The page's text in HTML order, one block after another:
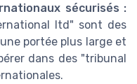
sécurisés :
ltd" sont des
portée plus large et
dans des "tribunal